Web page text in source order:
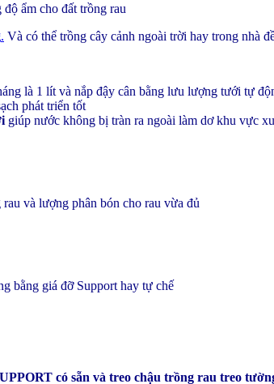
ẩm cho đất trồng rau
. Và có thể trồng cây cảnh ngoài trời hay trong nhà
là 1 lít và nắp đậy cân bằng lưu lượng tưới tự
phát triển tốt
giúp nước không bị tràn ra ngoài làm dơ khu vực
và lượng phân bón cho rau vừa đủ
bằng giá đỡ Support hay tự chế
có sẵn và treo chậu trồng rau treo